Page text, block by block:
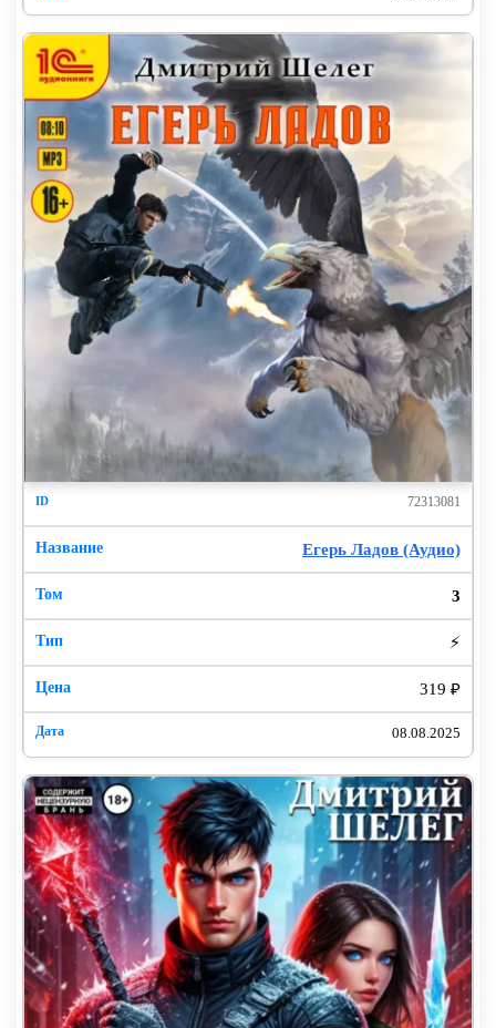
72313081
Егерь Ладов (Аудио)
3
⚡
319 ₽
08.08.2025